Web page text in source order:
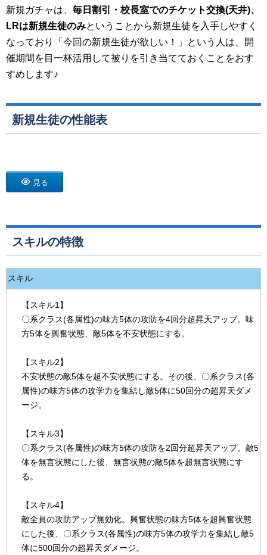
新規ガチャは、 毎日割引・校長室でのチケット交換(天井)、
LRは新規生徒のみということから新規生徒を入手しやすく
なっており「今回の新規生徒が欲しい！」という人は、開
催期間を目一杯活用して被りを引き当てておくことをおす
すめします♪
新規生徒の性能表
見る
スキルの特徴
スキル
【スキル1】
〇系クラス(各属性)の味方5体の攻防を4回分超昇天アップ。味
方5体を興奮状態、敵5体を不安状態にする。
【スキル2】
不安状態の敵5体を超不安状態にする。その後、〇系クラス(各
属性)の味方5体の攻学力を集結し敵5体に50回分の超昇天ダメ
ージ。
【スキル3】
〇系クラス(各属性)の味方5体の攻防を2回分超昇天アップ。敵5
体を無言状態にした後、無言状態の敵5体を超無言状態にす
る。
【スキル4】
敵全員の攻防アップ無効化。興奮状態の味方5体を超興奮状態
にした後、〇系クラス(各属性)の味方5体の攻学力を集結し敵5
体に500回分の超昇天ダメージ。